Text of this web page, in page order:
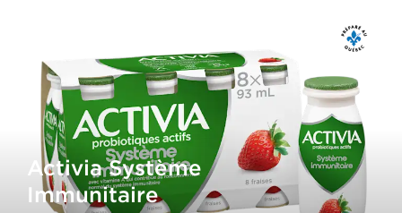
Activia Système
Immunitaire